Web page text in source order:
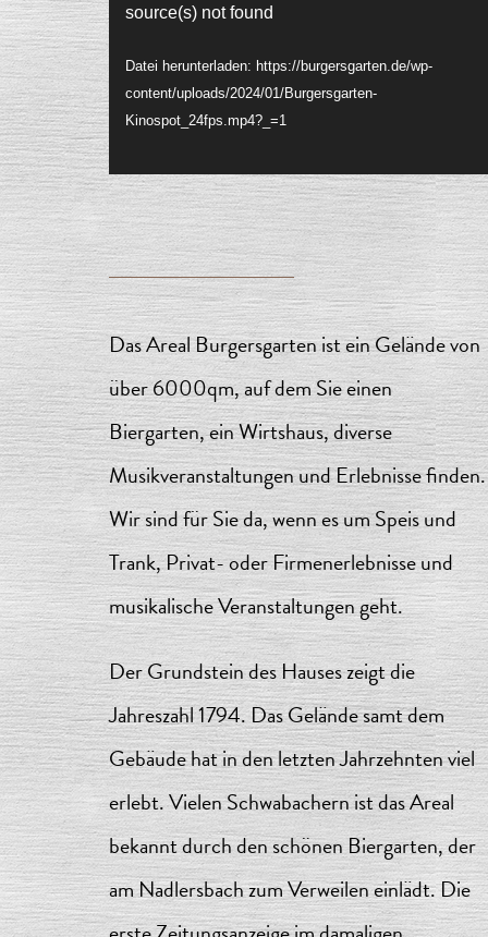
Player
source(s) not found
Datei herunterladen: https://burgersgarten.de/wp-
content/uploads/2024/01/Burgersgarten-
Kinospot_24fps.mp4?_=1
Das Areal Burgersgarten ist ein Gelände von
über 6000qm, auf dem Sie einen
Biergarten, ein Wirtshaus, diverse
Musikveranstaltungen und Erlebnisse finden.
Wir sind für Sie da, wenn es um Speis und
Trank, Privat- oder Firmenerlebnisse und
musikalische Veranstaltungen geht.
Der Grundstein des Hauses zeigt die
Jahreszahl 1794. Das Gelände samt dem
Gebäude hat in den letzten Jahrzehnten viel
erlebt. Vielen Schwabachern ist das Areal
bekannt durch den schönen Biergarten, der
am Nadlersbach zum Verweilen einlädt. Die